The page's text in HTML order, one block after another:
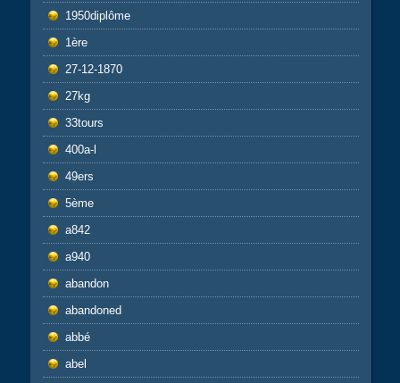
1950diplôme
1ère
27-12-1870
27kg
33tours
400a-l
49ers
5ème
a842
a940
abandon
abandoned
abbé
abel